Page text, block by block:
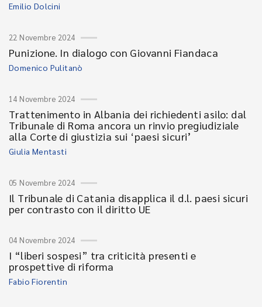
Emilio Dolcini
22 Novembre 2024
Punizione. In dialogo con Giovanni Fiandaca
Domenico Pulitanò
14 Novembre 2024
Trattenimento in Albania dei richiedenti asilo: dal
Tribunale di Roma ancora un rinvio pregiudiziale
alla Corte di giustizia sui ‘paesi sicuri’
Giulia Mentasti
05 Novembre 2024
Il Tribunale di Catania disapplica il d.l. paesi sicuri
per contrasto con il diritto UE
04 Novembre 2024
I “liberi sospesi” tra criticità presenti e
prospettive di riforma
Fabio Fiorentin